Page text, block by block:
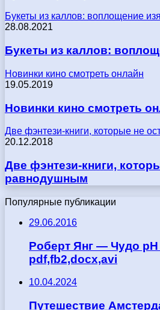
Букеты из каллов: воплощение
28.08.2021
Букеты из каллов:
Новинки кино смотреть онлайн
19.05.2019
Новинки кино смотреть
Две фэнтези-книги, которые не
20.12.2018
Две фэнтези-книги,
равнодушным
Популярные публикации
29.06.2016
Роберт Янг — Чудо pH
pdf,fb2,docx,avi
10.04.2024
Путешествие